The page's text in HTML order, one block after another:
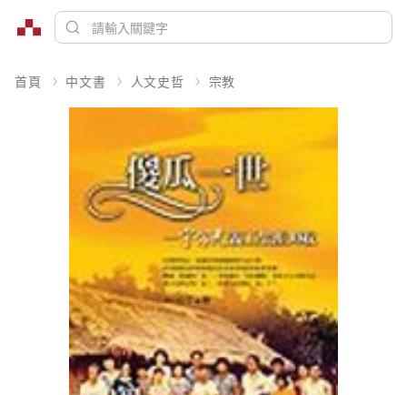
首頁 中文書 人文史哲 宗教